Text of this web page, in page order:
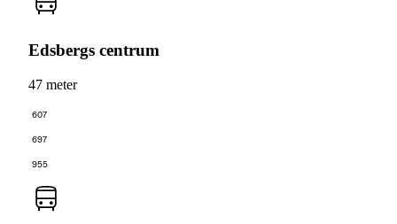
Edsbergs centrum
47 meter
607
697
955